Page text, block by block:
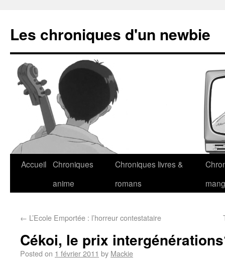
Les chroniques d'un newbie
Accueil Chroniques
anime
Chroniques livres &
romans
← L’Ecole Emportée : l’horreur contestataire
Cékoi, le prix
Posted on 1 février 2011 by Mackie